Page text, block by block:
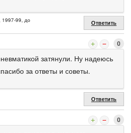
1997-99, до
Ответить
0
затянули. Ну надеюсь
за ответы и советы.
Ответить
0